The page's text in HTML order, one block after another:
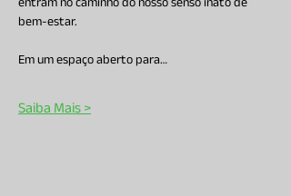
entram no caminho do nosso senso inato de
bem-estar.
Em um espaço aberto para…
Saiba Mais >